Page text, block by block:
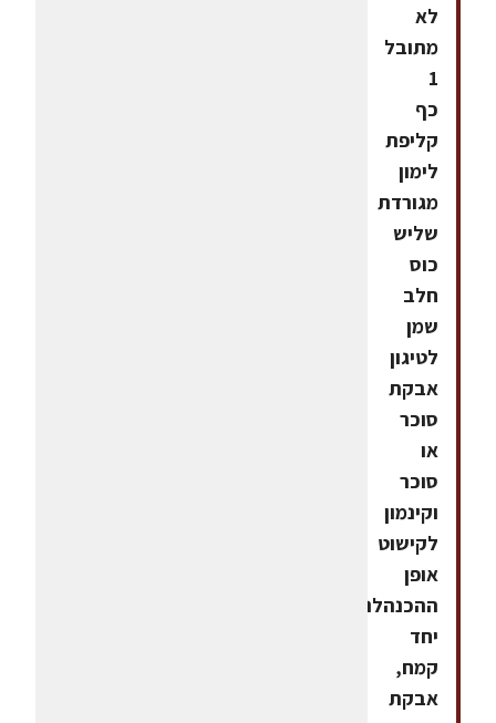
לא
מתובל
1
כף
קליפת
לימון
מגורדת
שליש
כוס
חלב
שמן
לטיגון
אבקת
סוכר
או
סוכר
וקינמון
לקישוט
אופן
ההכנהלנפות
יחד
קמח,
אבקת